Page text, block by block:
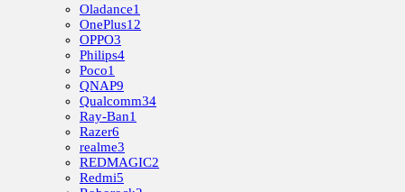
Oladance1
OnePlus12
OPPO3
Philips4
Poco1
QNAP9
Qualcomm34
Ray-Ban1
Razer6
realme3
REDMAGIC2
Redmi5